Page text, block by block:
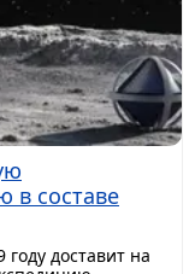
в составе
доставит на